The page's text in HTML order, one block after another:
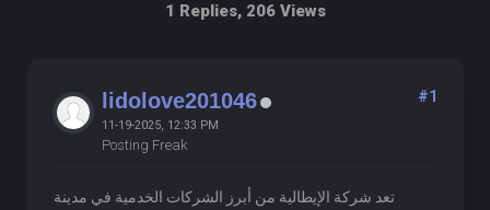
1 Replies, 206 Views
lidolove201046
11-19-2025, 12:33 PM
Posting Freak
#1
تعد شركة الإيطالية من أبرز الشركات الخدمية في مدينة